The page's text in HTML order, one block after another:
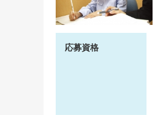
応募資格